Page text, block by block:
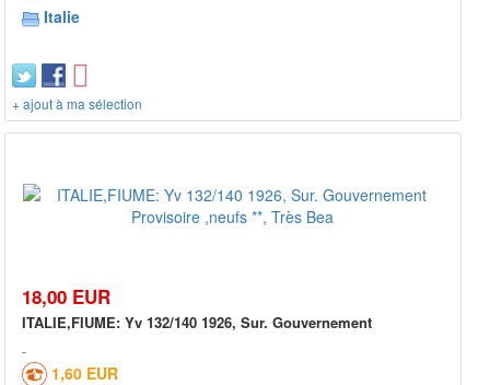
Italie
+ ajout à ma sélection
18,00 EUR
ITALIE,FIUME: Yv 132/140 1926, Sur. Gouvernement
1,60 EUR